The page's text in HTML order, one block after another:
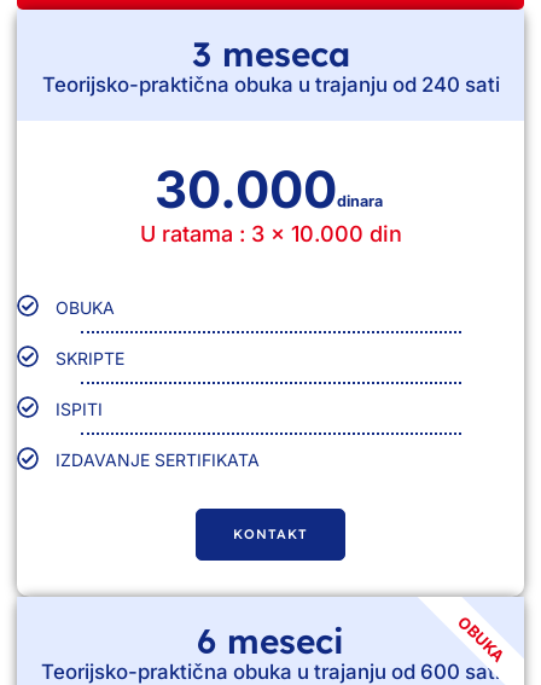
3 meseca
Teorijsko-praktična obuka u trajanju od 240 sati
30.000dinara
U ratama : 3 x 10.000 din
OBUKA
SKRIPTE
ISPITI
IZDAVANJE SERTIFIKATA
KONTAKT
OBUKA
6 meseci
Teorijsko-praktična obuka u trajanju od 600 sati